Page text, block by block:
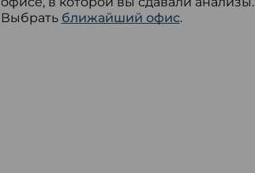
Выбрать ближайший офис.